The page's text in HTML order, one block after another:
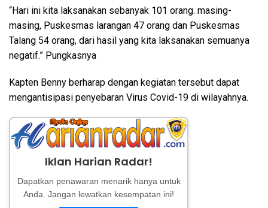
“Hari ini kita laksanakan sebanyak 101 orang. masing-
masing, Puskesmas larangan 47 orang dan Puskesmas
Talang 54 orang, dari hasil yang kita laksanakan semuanya
negatif.” Pungkasnya
Kapten Benny berharap dengan kegiatan tersebut dapat
mengantisipasi penyebaran Virus Covid-19 di wilayahnya.
Iklan Harian Radar!
Dapatkan penawaran menarik hanya untuk
Anda. Jangan lewatkan kesempatan ini!